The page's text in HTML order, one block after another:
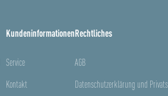
Kundeninformationen
Service
Kontakt
Rechtliches
AGB
Datenschutzerklärung und